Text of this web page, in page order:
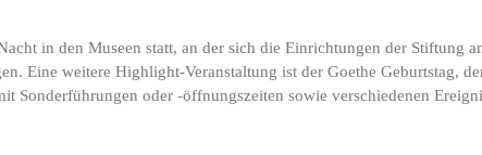
in den Museen statt, an der sich die Einrichtungen der Stiftung
Eine weitere Highlight-Veranstaltung ist der Goethe Geburtstag,
Sonderführungen oder -öffnungszeiten sowie verschiedenen